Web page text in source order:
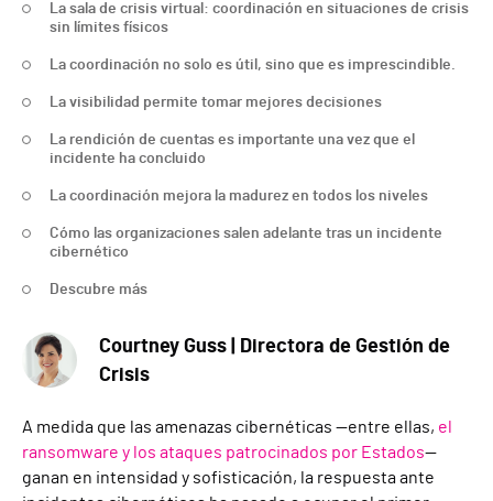
La sala de crisis virtual: coordinación en situaciones de crisis
sin límites físicos
La coordinación no solo es útil, sino que es imprescindible.
La visibilidad permite tomar mejores decisiones
La rendición de cuentas es importante una vez que el
incidente ha concluido
La coordinación mejora la madurez en todos los niveles
Cómo las organizaciones salen adelante tras un incidente
cibernético
Descubre más
Courtney Guss | Directora de Gestión de
Crisis
A medida que las amenazas cibernéticas —entre ellas, el
ransomware y los ataques patrocinados por Estados—
ganan en intensidad y sofisticación, la respuesta ante